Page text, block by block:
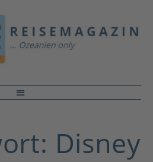
Disney